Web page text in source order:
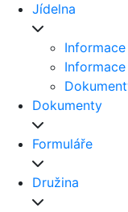
Jídelna
Dokumenty
Formuláře
Družina